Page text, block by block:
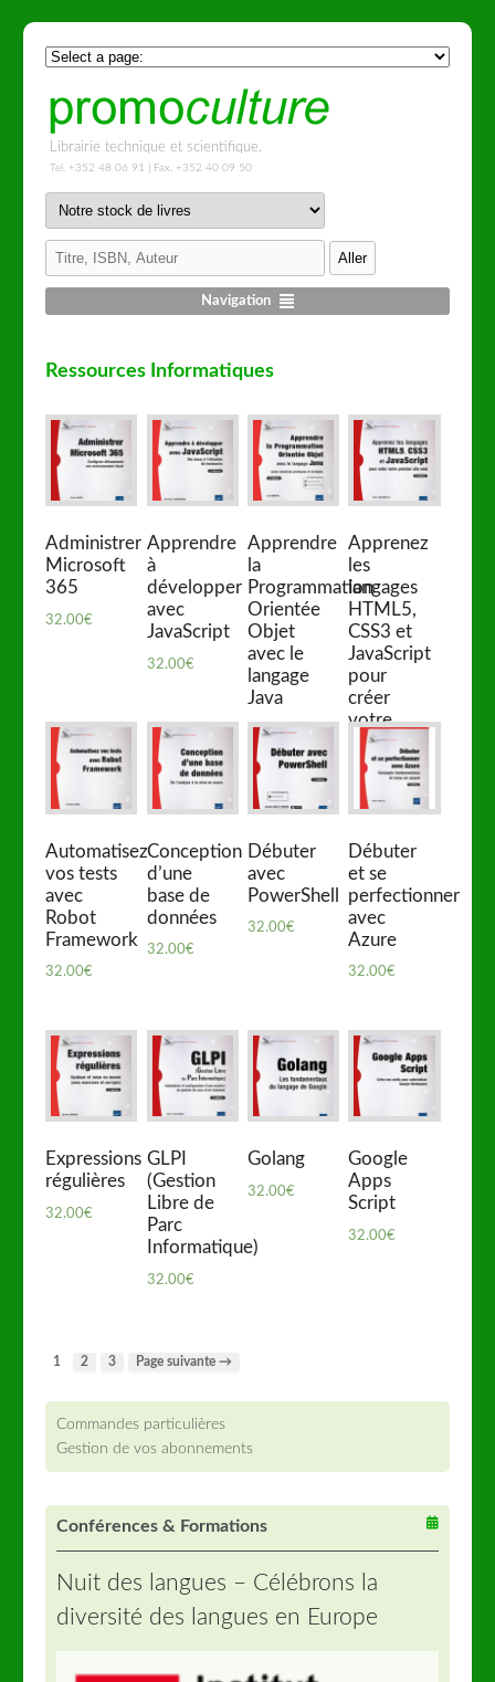
Librairie technique et scientifique.
Tel. +352 48 06 91 | Fax. +352 40 09 50
Navigation
Ressources Informatiques
Administrer
Microsoft
365
32.00€
Apprendre
à
développer
avec
JavaScript
32.00€
Apprendre
la
Programmation
Orientée
Objet
avec le
langage
Java
32.00€
Apprenez
les
langages
HTML5,
CSS3 et
JavaScript
pour
créer
votre
premier
site web
32.00
Automatisez
vos tests
avec
Robot
Framework
32.00€
Conception
d’une
base de
données
32.00€
Débuter
avec
PowerShell
32.00€
Débuter
et se
perfectionner
avec
Azure
32.00€
Expressions
régulières
32.00€
GLPI
(Gestion
Libre de
Parc
Informatique)
32.00€
Golang
32.00€
Google
Apps
Script
32.00€
1 2 3 Page suivante →
Commandes particulières
Gestion de vos abonnements
Conférences & Formations
Nuit des langues – Célébrons la
diversité des langues en Europe